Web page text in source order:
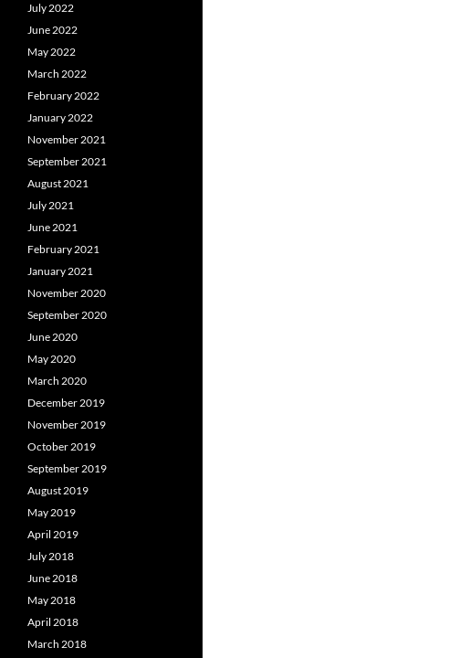
July 2022
June 2022
May 2022
March 2022
February 2022
January 2022
November 2021
September 2021
August 2021
July 2021
June 2021
February 2021
January 2021
November 2020
September 2020
June 2020
May 2020
March 2020
December 2019
November 2019
October 2019
September 2019
August 2019
May 2019
April 2019
July 2018
June 2018
May 2018
April 2018
March 2018